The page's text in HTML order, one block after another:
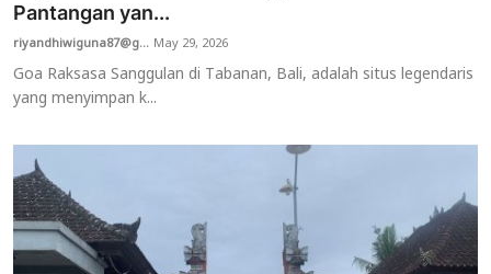
Pantangan yan...
riyandhiwiguna87@g... May 29, 2026
Goa Raksasa Sanggulan di Tabanan, Bali, adalah situs legendaris
yang menyimpan k...